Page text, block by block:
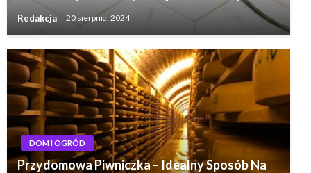
Redakcja 20 sierpnia, 2024
DOM I OGRÓD
Przydomowa Piwniczka – Idealny Sposób Na